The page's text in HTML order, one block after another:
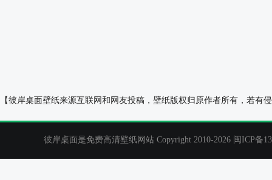
【彼岸桌面壁纸来源互联网和网友投稿，壁纸版权归原作者所有，若
彼岸桌面是免费高清壁纸网站 Copyright 2010-2026 闽ICP备